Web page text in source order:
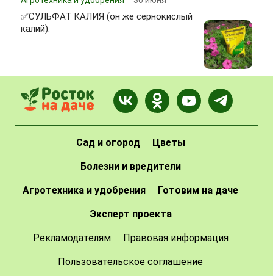
✅СУЛЬФАТ КАЛИЯ (он же сернокислый
калий).
Сад и огород Цветы
Болезни и вредители
Агротехника и удобрения Готовим на даче
Эксперт проекта
Рекламодателям Правовая информация
Пользовательское соглашение